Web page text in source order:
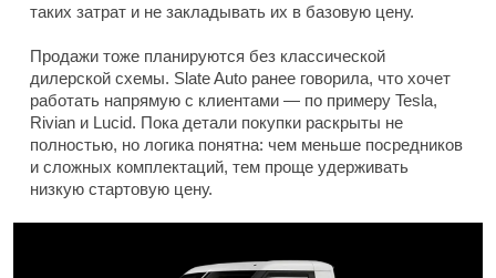
таких затрат и не закладывать их в базовую цену.
Продажи тоже планируются без классической
дилерской схемы. Slate Auto ранее говорила, что хочет
работать напрямую с клиентами — по примеру Tesla,
Rivian и Lucid. Пока детали покупки раскрыты не
полностью, но логика понятна: чем меньше посредников
и сложных комплектаций, тем проще удерживать
низкую стартовую цену.